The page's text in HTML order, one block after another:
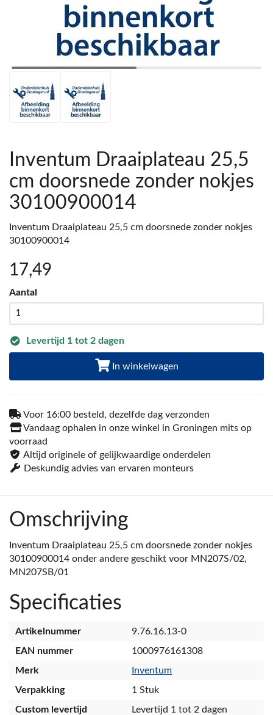
Inventum Draaiplateau 25,5
cm doorsnede zonder nokjes
30100900014
Inventum Draaiplateau 25,5 cm doorsnede zonder nokjes
30100900014
17,49
Aantal
Levertijd 1 tot 2 dagen
In winkelwagen
Voor 16:00 besteld, dezelfde dag verzonden
Vandaag ophalen in onze winkel in Groningen mits op
voorraad
Altijd originele of gelijkwaardige onderdelen
Deskundig advies van ervaren monteurs
Omschrijving
Inventum Draaiplateau 25,5 cm doorsnede zonder nokjes
30100900014 onder andere geschikt voor MN207S/02,
MN207SB/01
Specificaties
Artikelnummer
9.76.16.13-0
EAN nummer
1000976161308
Merk
Inventum
Verpakking
1 Stuk
Custom levertijd
Levertijd 1 tot 2 dagen